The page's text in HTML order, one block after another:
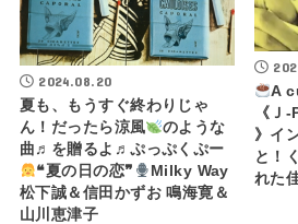
2024.08.20
夏も、もうすぐ終わりじゃ
ん！だったら涼風
のような
曲♬を贈るよ♬ぷっぷくぷー
❝夏の日の恋❞
Milky Way
松下誠＆信田かずお 鳴海寛＆
山川恵津子
A
《Ｊ
》イ
と！
れた